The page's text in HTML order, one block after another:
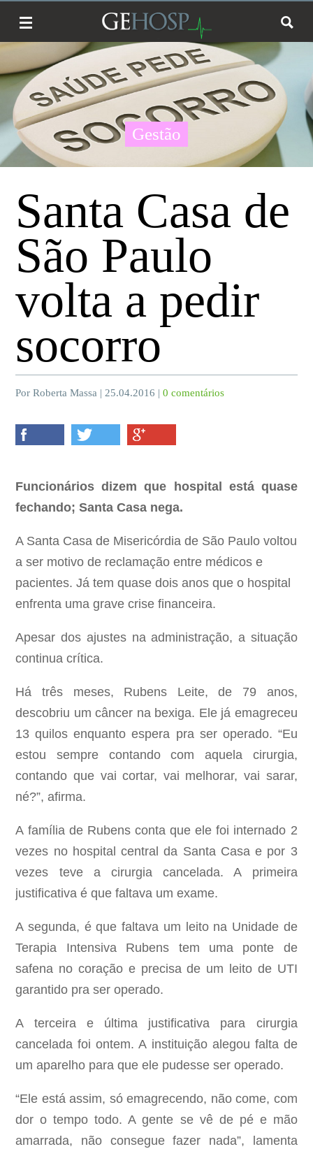
Gestão
Santa Casa de
São Paulo
volta a pedir
socorro
Por Roberta Massa | 25.04.2016 |0 comentários
Funcionários dizem que hospital está quase
fechando; Santa Casa nega.
A Santa Casa de Misericórdia de São Paulo voltou
a ser motivo de reclamação entre médicos e
pacientes. Já tem quase dois anos que o hospital
enfrenta uma grave crise financeira.
Apesar dos ajustes na administração, a situação
continua crítica.
Há três meses, Rubens Leite, de 79 anos,
descobriu um câncer na bexiga. Ele já emagreceu
13 quilos enquanto espera pra ser operado. “Eu
estou sempre contando com aquela cirurgia,
contando que vai cortar, vai melhorar, vai sarar,
né?”, afirma.
A família de Rubens conta que ele foi internado 2
vezes no hospital central da Santa Casa e por 3
vezes teve a cirurgia cancelada. A primeira
justificativa é que faltava um exame.
A segunda, é que faltava um leito na Unidade de
Terapia Intensiva Rubens tem uma ponte de
safena no coração e precisa de um leito de UTI
garantido pra ser operado.
A terceira e última justificativa para cirurgia
cancelada foi ontem. A instituição alegou falta de
um aparelho para que ele pudesse ser operado.
“Ele está assim, só emagrecendo, não come, com
dor o tempo todo. A gente se vê de pé e mão
amarrada, não consegue fazer nada”, lamenta